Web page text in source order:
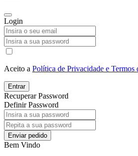
Login
Aceito a Política de Privacidade e Termos
Entrar
Recuperar Password
Definir Password
Enviar pedido
Bem Vindo